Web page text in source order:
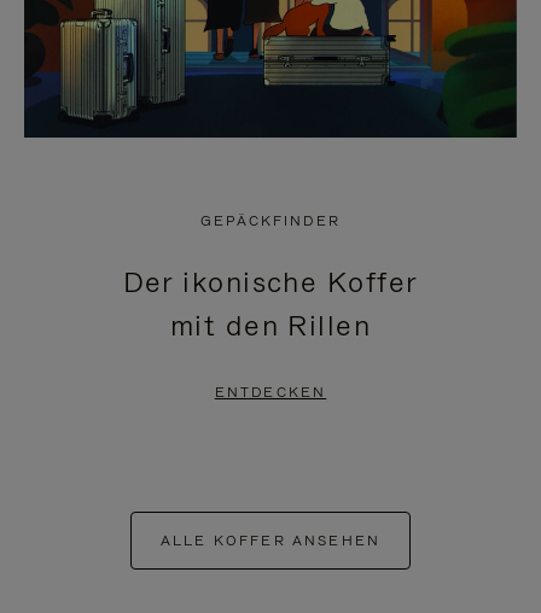
GEPÄCKFINDER
Der ikonische Koffer
mit den Rillen
ENTDECKEN
ALLE KOFFER ANSEHEN